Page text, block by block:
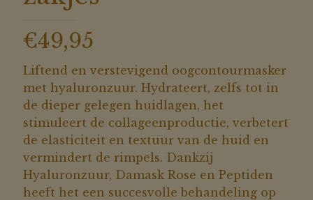
€49,95
Liftend en verstevigend oogcontourmasker
met hyaluronzuur. Hydrateert, zelfs tot in
de dieper gelegen huidlagen, het
stimuleert de collageenproductie, verbetert
de elasticiteit en textuur van de huid en
vermindert de rimpels. Dankzij
Hyaluronzuur, Damask Rose en Peptiden
heeft het een succesvolle behandeling op